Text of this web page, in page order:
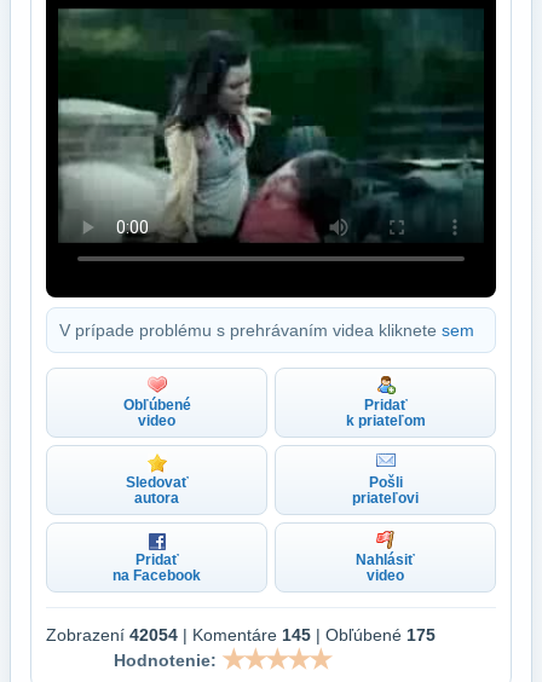
V prípade problému s prehrávaním videa kliknete sem
Obľúbené
video
Pridať
k priateľom
Sledovať
autora
Pošli
priateľovi
Pridať
na Facebook
Nahlásiť
video
Zobrazení 42054 | Komentáre 145 | Obľúbené 175
Hodnotenie: